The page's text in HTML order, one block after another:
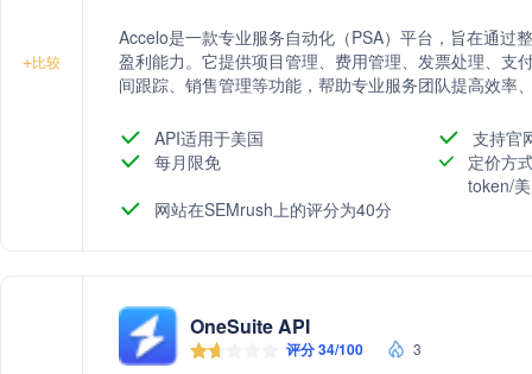
+比较
Accelo是一款专业服务自动化（PSA）平台，旨在通过
盈利能力。它提供项目管理、费用管理、发票处理、支
间跟踪、销售管理等功能，帮助专业服务团队提高效率
API适用于美国
支持官
每月限免
定价方
token/
网站在SEMrush上的评分为40分
OneSuite API
评分 34/100 3